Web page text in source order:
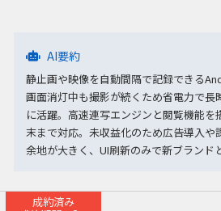
AI要約
静止画や映像を自動間隔で記録できる
画面消灯中も撮影が続くため省電力で長
に活躍。高速連写エンジンと閲覧機能を
末まで対応。未収益化のため広告導入や
余地が大きく、UI刷新のみで新ブランド
成約済み